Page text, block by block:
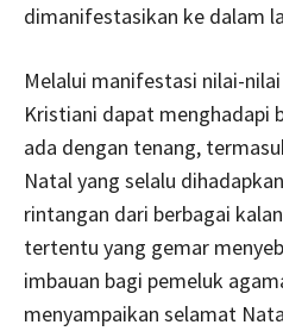
dimanifestasikan ke dalam
Melalui manifestasi nilai-
Kristiani dapat menghadapi
ada dengan tenang,
Natal yang selalu
rintangan dari berbagai
tertentu yang gemar
imbauan bagi pemeluk
menyampaikan selamat